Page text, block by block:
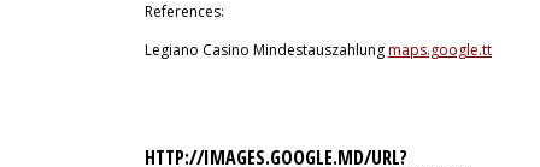
References:
Legiano Casino Mindestauszahlungmaps.google.tt
HTTP://IMAGES.GOOGLE.MD/URL?